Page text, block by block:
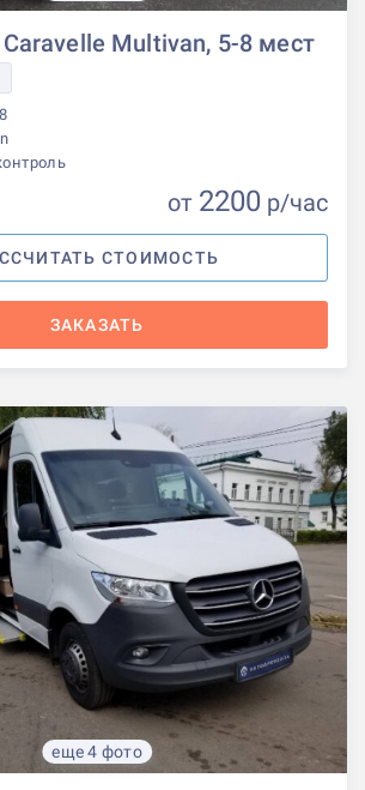
Multivan, 5-8 мест
8
от 2200 р/час
СТОИМОСТЬ
ЗАКАЗАТЬ
еще 4 фото